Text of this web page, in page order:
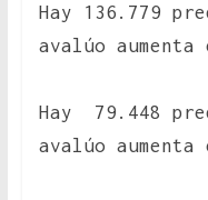
Hay 136.779
avalúo aumenta
Hay 79.448
avalúo aumenta